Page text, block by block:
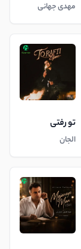
مهدی جهانی
تو رفتی
الجان